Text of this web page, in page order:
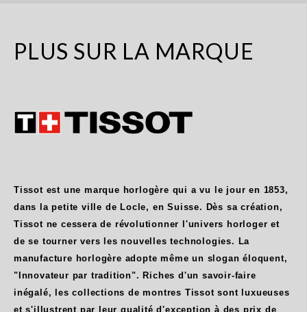
PLUS SUR LA MARQUE
Tissot est une marque horlogère qui a vu le jour en 1853,
dans la petite ville de Locle, en Suisse. Dès sa création,
Tissot ne cessera de révolutionner l'univers horloger et
de se tourner vers les nouvelles technologies. La
manufacture horlogère adopte même un slogan éloquent,
"Innovateur par tradition". Riches d'un savoir-faire
inégalé, les collections de montres Tissot sont luxueuses
et s'illustrent par leur qualité d'exception à des prix de